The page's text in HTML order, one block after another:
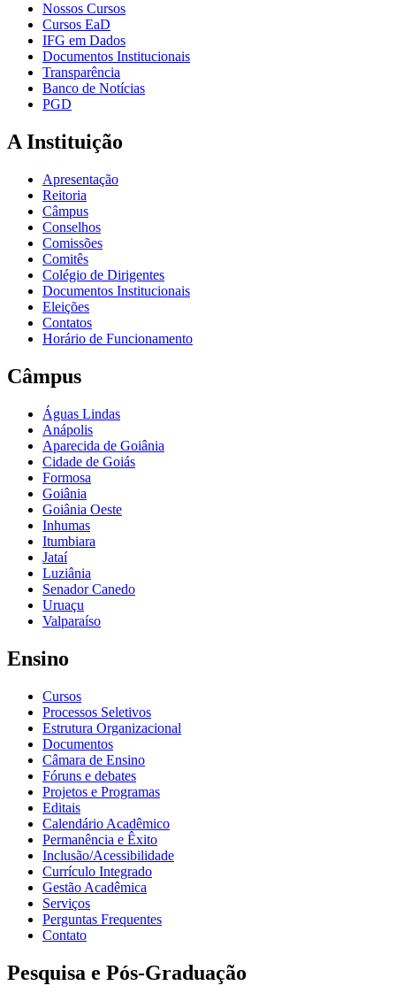
Nossos Cursos
Cursos EaD
IFG em Dados
Documentos Institucionais
Transparência
Banco de Notícias
PGD
A Instituição
Apresentação
Reitoria
Câmpus
Conselhos
Comissões
Comitês
Colégio de Dirigentes
Documentos Institucionais
Eleições
Contatos
Horário de Funcionamento
Câmpus
Águas Lindas
Anápolis
Aparecida de Goiânia
Cidade de Goiás
Formosa
Goiânia
Goiânia Oeste
Inhumas
Itumbiara
Jataí
Luziânia
Senador Canedo
Uruaçu
Valparaíso
Ensino
Cursos
Processos Seletivos
Estrutura Organizacional
Documentos
Câmara de Ensino
Fóruns e debates
Projetos e Programas
Editais
Calendário Acadêmico
Permanência e Êxito
Inclusão/Acessibilidade
Currículo Integrado
Gestão Acadêmica
Serviços
Perguntas Frequentes
Contato
Pesquisa e Pós-Graduação